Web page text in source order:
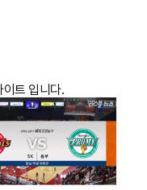
트 입니다.